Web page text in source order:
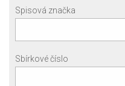
Spisová značka
Sbírkové číslo